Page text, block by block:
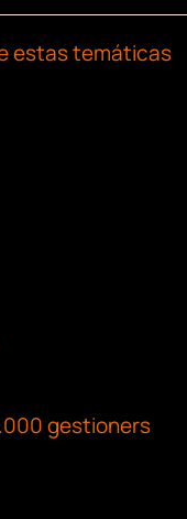
estas temáticas
gestioners